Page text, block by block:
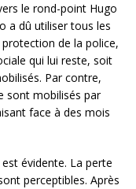
le rond-point Hugo
a dû utiliser tous les
de la police,
qui lui reste, soit
Par contre,
sont mobilisés par
face à des mois
évidente. La perte
perceptibles. Après